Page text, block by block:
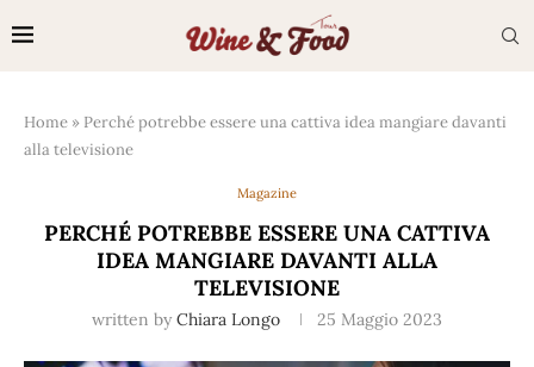
Home » Perché potrebbe essere una cattiva idea mangiare davanti
alla televisione
Magazine
PERCHÉ POTREBBE ESSERE UNA CATTIVA
IDEA MANGIARE DAVANTI ALLA
TELEVISIONE
written by Chiara Longo 25 Maggio 2023